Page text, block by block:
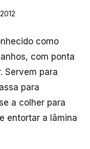
como
com ponta
Servem para
para
a colher para
entortar a lâmina